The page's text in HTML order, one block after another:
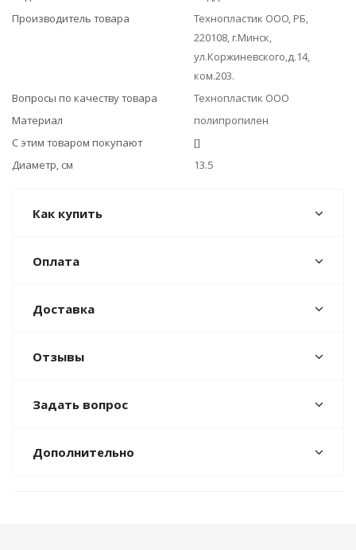
Производитель товара
Технопластик ООО, РБ,
220108, г.Минск,
ул.Коржиневского,д.14,
ком.203.
Вопросы по качеству товара
Технопластик ООО
Материал
полипропилен
С этим товаром покупают
[]
Диаметр, см
13.5
Как купить
Оплата
Доставка
Отзывы
Задать вопрос
Дополнительно